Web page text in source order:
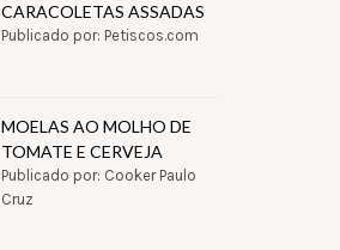
CARACOLETAS ASSADAS
Publicado por: Petiscos.com
MOELAS AO MOLHO DE
TOMATE E CERVEJA
Publicado por: Cooker Paulo
Cruz